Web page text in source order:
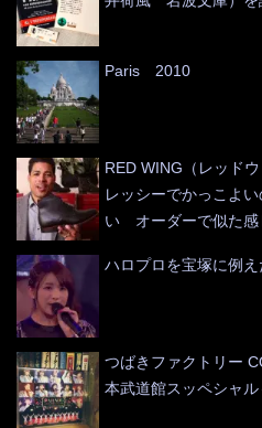
Paris 2010
RED WING（レッド
レッシーでかっこよ
い オーダーで似た感
ハロプロを宝塚に例え
つばきファクトリー
本武道館スッペシャル